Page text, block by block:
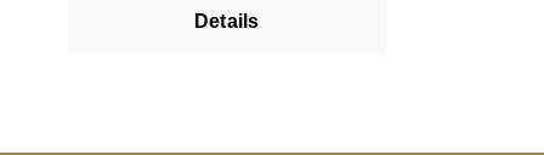
aus sehr komplexen Musikpassagen
Details